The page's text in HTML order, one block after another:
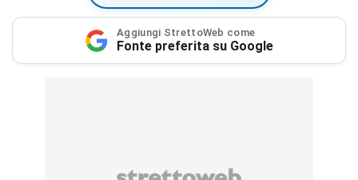
Aggiungi StrettoWeb come
Fonte preferita su Google